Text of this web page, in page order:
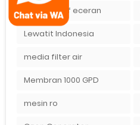
karbon aktif eceran
Lewatit Indonesia
media filter air
Membran 1000 GPD
mesin ro